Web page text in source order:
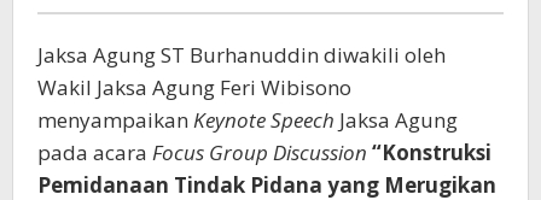
Tindak
Korupsi
Jaksa Agung ST Burhanuddin diwakili oleh
Wakil Jaksa Agung Feri Wibisono
menyampaikan Keynote Speech Jaksa Agung
pada acara Focus Group Discussion “Konstruksi
Pemidanaan Tindak Pidana yang Merugikan